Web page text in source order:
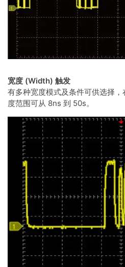
宽度 (Width) 触发
有多种宽度模式及条件可供选择
度范围可从 8ns 到 50s。